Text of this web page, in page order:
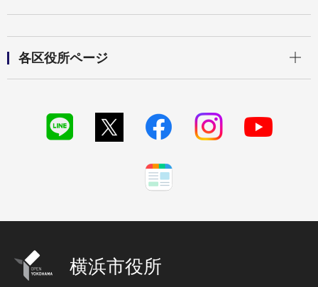
各区役所ページ
横浜市役所